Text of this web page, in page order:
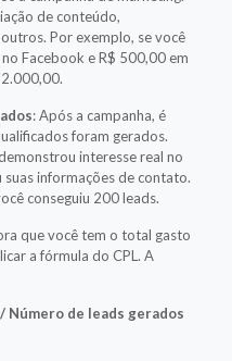
de conteúdo,
Por exemplo, se você
Facebook e R$ 500,00 em
: Após a campanha, é
foram gerados.
interesse real no
informações de contato.
conseguiu 200 leads.
que você tem o total gasto
a fórmula do CPL. A
Número de leads gerados